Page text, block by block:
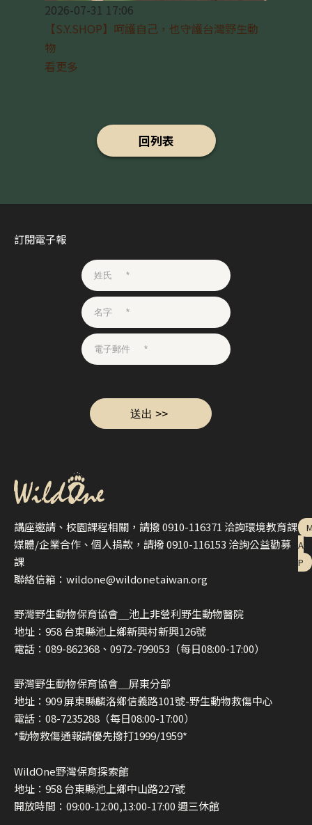
2026-07-31 17:06
【S.Y.SHOP】呵護自己，也守護台灣野生動
物
看更多
回列表
訂閱電子報
講座邀請、校園課程相關，請撥 0910-116371 洽詢環境教育課
媒體/企業合作、個人捐款，請撥 0910-116153 洽詢公益勸募
課
聯絡信箱：wildone@wildonetaiwan.org
野灣野生動物保育協會＿池上非營利野生動物醫院
地址：958 台東縣池上鄉新興村新興126號
電話：089-862368、0972-799053（每日08:00-17:00）
野灣野生動物保育協會＿屏東分部
地址：909 屏東縣麟洛鄉信義路101號-野生動物救傷中心
電話：08-7235288（每日08:00-17:00）
*動物救傷通報請優先撥打1999/1959*
WildOne野灣保育探索館
地址：958 台東縣池上鄉中山路227號
開放時間：09:00-12:00,13:00-17:00 週三休館
A
P